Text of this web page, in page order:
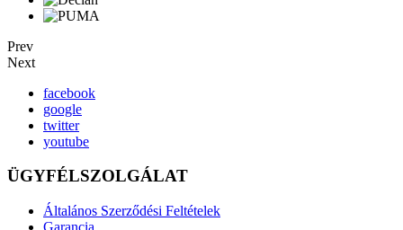
Prev
Next
facebook
google
twitter
youtube
ÜGYFÉLSZOLGÁLAT
Általános Szerződési Feltételek